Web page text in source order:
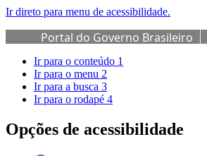
Ir direto para menu de acessibilidade.
Portal do Governo Brasileiro
Ir para o conteúdo 1
Ir para o menu 2
Ir para a busca 3
Ir para o rodapé 4
Opções de acessibilidade